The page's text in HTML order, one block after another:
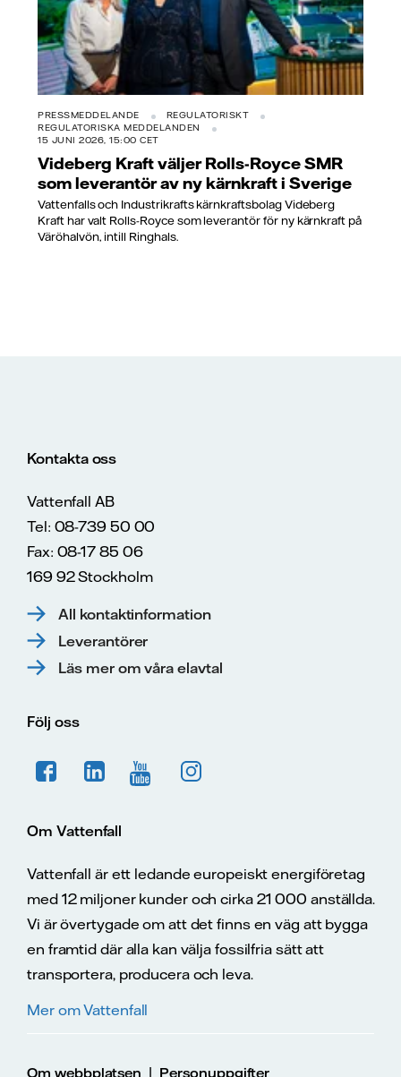
PRESSMEDDELANDE
REGULATORISKT
REGULATORISKA MEDDELANDEN
15 JUNI 2026, 15:00 CET
Videberg Kraft väljer Rolls-Royce SMR
som leverantör av ny kärnkraft i Sverige
Vattenfalls och Industrikrafts kärnkraftsbolag Videberg
Kraft har valt Rolls-Royce som leverantör för ny kärnkraft på
Väröhalvön, intill Ringhals.
Kontakta oss
Vattenfall AB
Tel: 08-739 50 00
Fax: 08-17 85 06
169 92 Stockholm
All kontaktinformation
Leverantörer
Läs mer om våra elavtal
Följ oss
Om Vattenfall
Vattenfall är ett ledande europeiskt energiföretag
med 12 miljoner kunder och cirka 21 000 anställda.
Vi är övertygade om att det finns en väg att bygga
en framtid där alla kan välja fossilfria sätt att
transportera, producera och leva.
Mer om Vattenfall
Om webbplatsen | Personuppgifter